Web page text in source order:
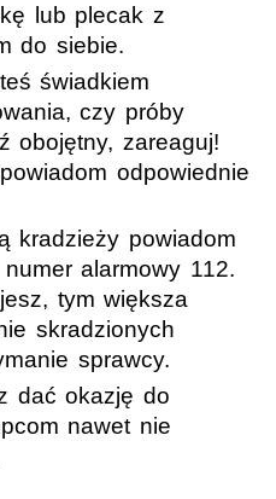
lub plecak z
do siebie.
świadkiem
czy próby
obojętny, zareaguj!
odpowiednie
kradzieży powiadom
alarmowy 112.
tym większa
skradzionych
sprawcy.
dać okazję do
nawet nie